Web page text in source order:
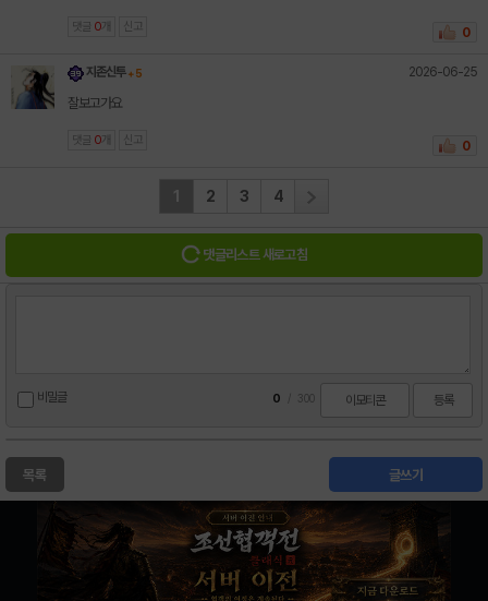
댓글 0 개 신고 0
지존신투 + 5 2026-06-25
잘보고가요
댓글 0 개 신고 0
1 2 3 4
댓글리스트 새로고침
비밀글 0 300 이모티콘 등록
글쓰기
목록